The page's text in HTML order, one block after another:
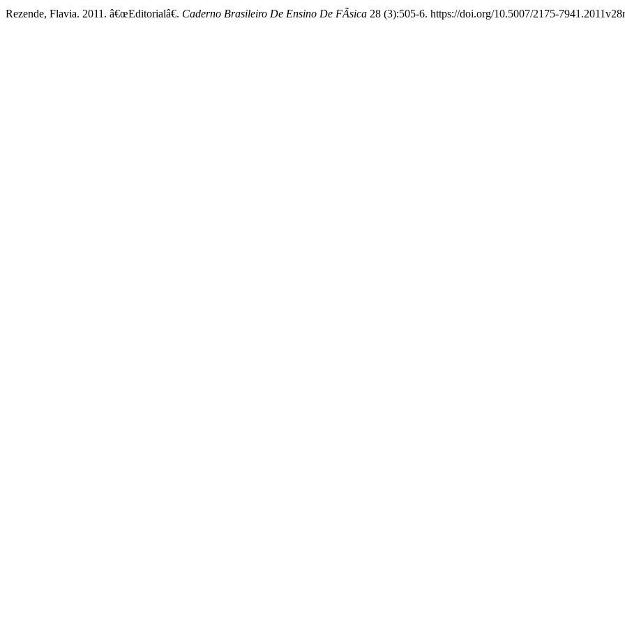
Rezende, Flavia. 2011. â€œEditorialâ€. Caderno Brasileiro De Ensino De FÃ­sica 28 (3):505-6. https://doi.org/10.5007/2175-